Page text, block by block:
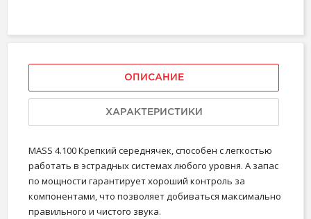
ОПИСАНИЕ
ХАРАКТЕРИСТИКИ
MASS 4.100 Крепкий середнячек, способен с легкостью
работать в эстрадных системах любого уровня. А запас
по мощности гарантирует хороший контроль за
компонентами, что позволяет добиваться максимально
правильного и чистого звука.